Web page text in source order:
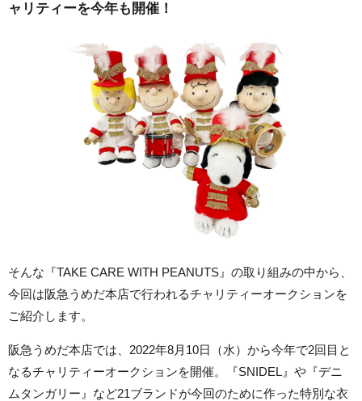
ャリティーを今年も開催！
そんな『TAKE CARE WITH PEANUTS』の取り組みの中から、
今回は阪急うめだ本店で行われるチャリティーオークションを
ご紹介します。
阪急うめだ本店では、2022年8月10日（水）から今年で2回目と
なるチャリティーオークションを開催。『SNIDEL』や『デニ
ムタンガリー』など21ブランドが今回のために作った特別な衣